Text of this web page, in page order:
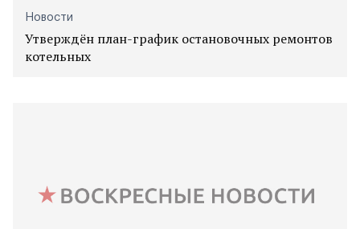
Новости
Утверждён план-график остановочных ремонтов
котельных